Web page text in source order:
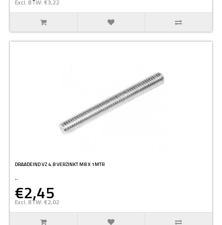
Excl. BTW: €3,22
DRAADEIND VZ 4.8 VERZINKT M8 X 1MTR
..
€2,45
Excl. BTW: €2,02